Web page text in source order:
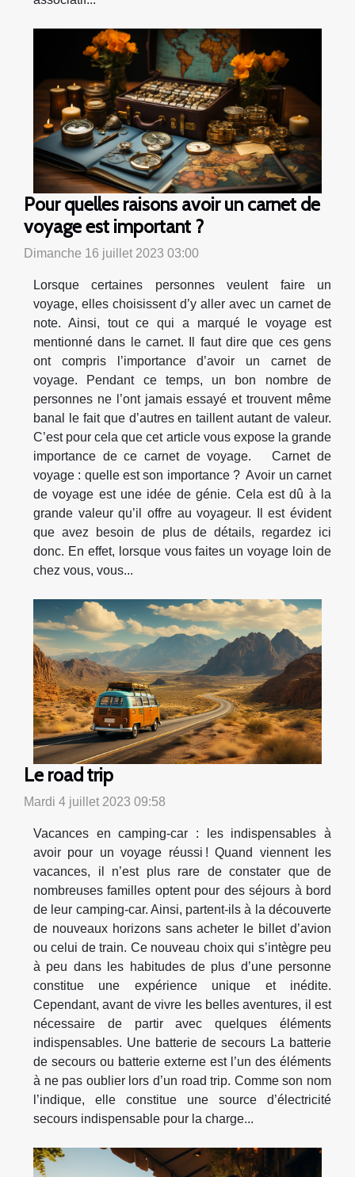
Pour quelles raisons avoir un carnet de
voyage est important ?
Dimanche 16 juillet 2023 03:00
Lorsque certaines personnes veulent faire un
voyage, elles choisissent d’y aller avec un carnet de
note. Ainsi, tout ce qui a marqué le voyage est
mentionné dans le carnet. Il faut dire que ces gens
ont compris l’importance d’avoir un carnet de
voyage. Pendant ce temps, un bon nombre de
personnes ne l’ont jamais essayé et trouvent même
banal le fait que d’autres en taillent autant de valeur.
C’est pour cela que cet article vous expose la grande
importance de ce carnet de voyage. Carnet de
voyage : quelle est son importance ? Avoir un carnet
de voyage est une idée de génie. Cela est dû à la
grande valeur qu’il offre au voyageur. Il est évident
que avez besoin de plus de détails, regardez ici
donc. En effet, lorsque vous faites un voyage loin de
chez vous, vous...
Le road trip
Mardi 4 juillet 2023 09:58
Vacances en camping-car : les indispensables à
avoir pour un voyage réussi ! Quand viennent les
vacances, il n’est plus rare de constater que de
nombreuses familles optent pour des séjours à bord
de leur camping-car. Ainsi, partent-ils à la découverte
de nouveaux horizons sans acheter le billet d’avion
ou celui de train. Ce nouveau choix qui s’intègre peu
à peu dans les habitudes de plus d’une personne
constitue une expérience unique et inédite.
Cependant, avant de vivre les belles aventures, il est
nécessaire de partir avec quelques éléments
indispensables. Une batterie de secours La batterie
de secours ou batterie externe est l’un des éléments
à ne pas oublier lors d’un road trip. Comme son nom
l’indique, elle constitue une source d’électricité
secours indispensable pour la charge...